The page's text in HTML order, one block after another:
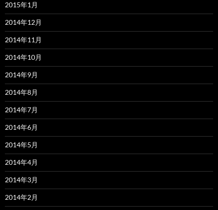
2015年1月
2014年12月
2014年11月
2014年10月
2014年9月
2014年8月
2014年7月
2014年6月
2014年5月
2014年4月
2014年3月
2014年2月